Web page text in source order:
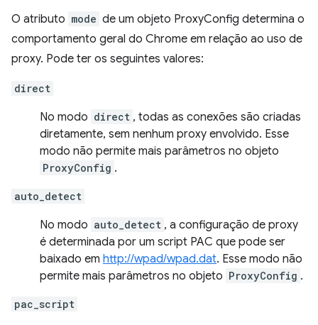
O atributo mode de um objeto ProxyConfig determina o
comportamento geral do Chrome em relação ao uso de
proxy. Pode ter os seguintes valores:
direct
No modo direct , todas as conexões são criadas
diretamente, sem nenhum proxy envolvido. Esse
modo não permite mais parâmetros no objeto
ProxyConfig .
auto_detect
No modo auto_detect , a configuração de proxy
é determinada por um script PAC que pode ser
baixado em http://wpad/wpad.dat. Esse modo não
permite mais parâmetros no objeto ProxyConfig .
pac_script